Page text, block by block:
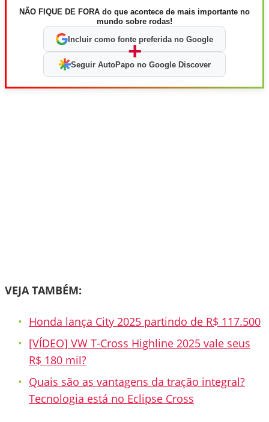
NÃO FIQUE DE FORA do que acontece de mais importante no
mundo sobre rodas!
Incluir como fonte preferida no Google
+
Seguir AutoPapo no Google Discover
VEJA TAMBÉM:
Honda lança City 2025 partindo de R$ 117.500
[VÍDEO] VW T-Cross Highline 2025 vale seus
R$ 180 mil?
Quais são as vantagens da tração integral?
Tecnologia está no Eclipse Cross